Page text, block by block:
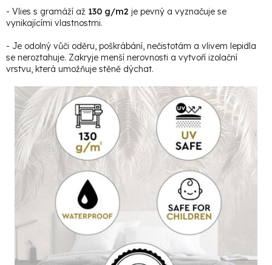
- Vlies s gramáží až 130 g/m2 je pevný a vyznačuje se
vynikajícími vlastnostmi.
- Je odolný vůči oděru, poškrábání, nečistotám a vlivem lepidla
se neroztahuje. Zakryje menší nerovnosti a vytvoří izolační
vrstvu, která umožňuje stěně dýchat.